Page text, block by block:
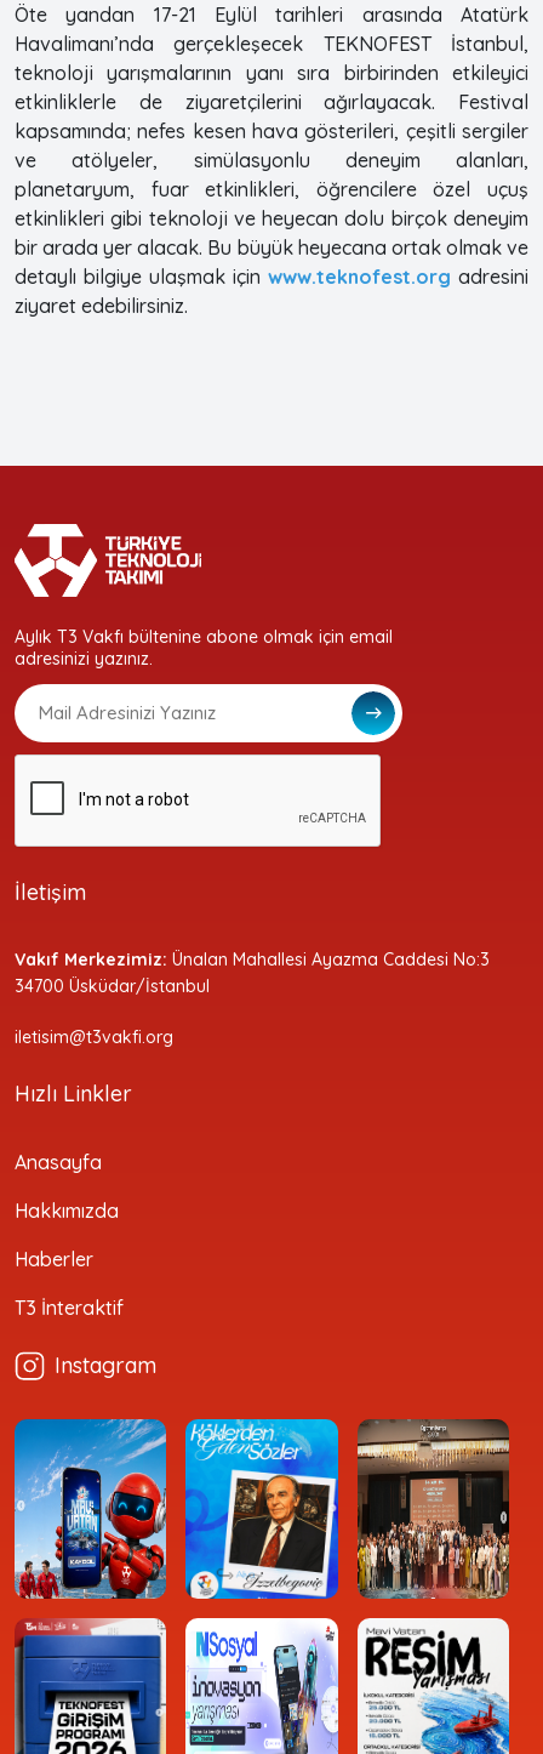
Öte yandan 17-21 Eylül tarihleri arasında Atatürk
Havalimanı’nda gerçekleşecek TEKNOFEST İstanbul,
teknoloji yarışmalarının yanı sıra birbirinden etkileyici
etkinliklerle de ziyaretçilerini ağırlayacak. Festival
kapsamında; nefes kesen hava gösterileri, çeşitli sergiler
ve atölyeler, simülasyonlu deneyim alanları,
planetaryum, fuar etkinlikleri, öğrencilere özel uçuş
etkinlikleri gibi teknoloji ve heyecan dolu birçok deneyim
bir arada yer alacak. Bu büyük heyecana ortak olmak ve
detaylı bilgiye ulaşmak için www.teknofest.org adresini
ziyaret edebilirsiniz.
Aylık T3 Vakfı bültenine abone olmak için email
adresinizi yazınız.
İletişim
Vakıf Merkezimiz: Ünalan Mahallesi Ayazma Caddesi No:3
34700 Üsküdar/İstanbul
iletisim@t3vakfi.org
Hızlı Linkler
Anasayfa
Hakkımızda
Haberler
T3 İnteraktif
Instagram